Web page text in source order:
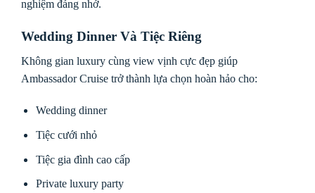
nghiệm đáng nhớ.
Wedding Dinner Và Tiệc Riêng
Không gian luxury cùng view vịnh cực đẹp giúp
Ambassador Cruise trở thành lựa chọn hoàn hảo cho:
Wedding dinner
Tiệc cưới nhỏ
Tiệc gia đình cao cấp
Private luxury party